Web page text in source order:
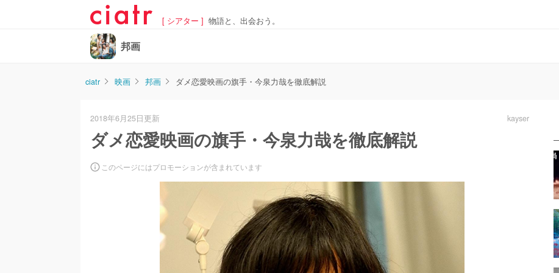
[ シアター ] 物語と、出会おう。
邦画
ciatr 映画 邦画 ダメ恋愛映画の旗手・今泉力哉を徹底解説
2018年6月25日更新 kayser
ダメ恋愛映画の旗手・今泉力哉を徹底解説
このページにはプロモーションが含まれています